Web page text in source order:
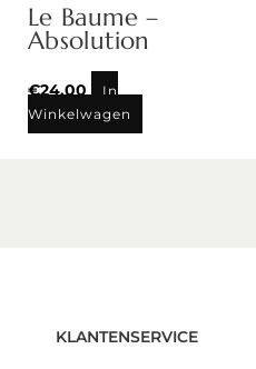
Le Baume –
Absolution
€24,00
In
Winkelwagen
KLANTENSERVICE